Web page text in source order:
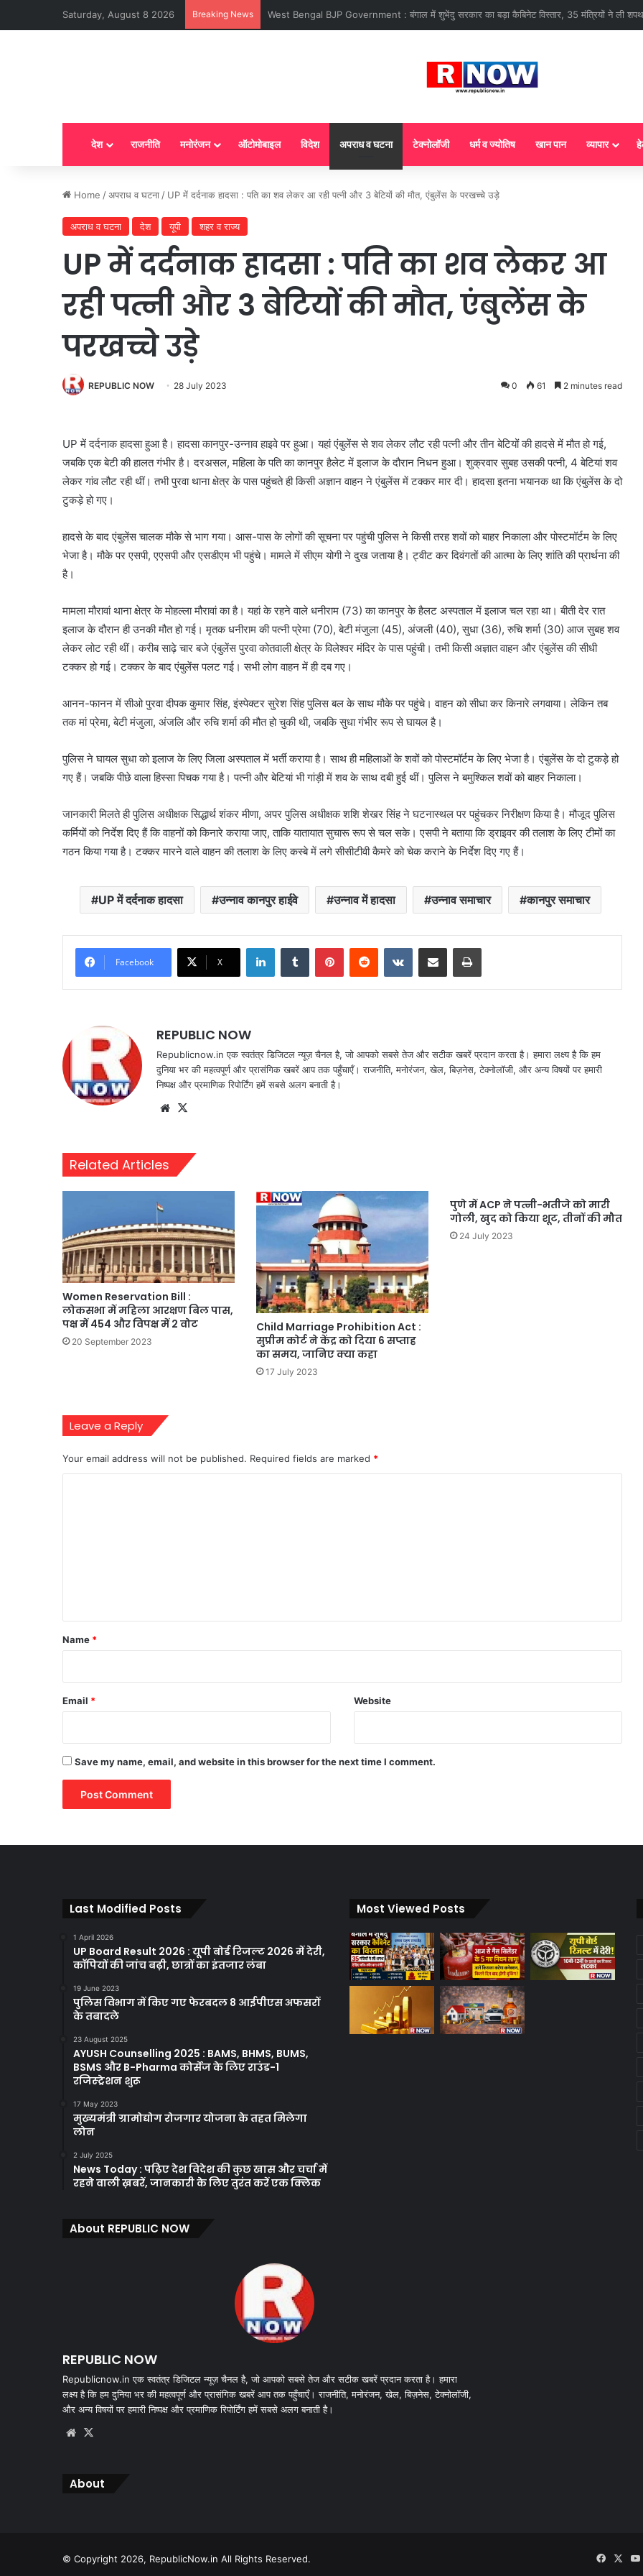
Saturday, August 8 2026 Breaking News LPG New Rules : आज से गैस सिलेंडर के 5 नए नियम लागू! जानें किसका कटेगा कनेक्शन, कितने दिन बाद
देश राजनीति मनोरंजन ऑटोमोबाइल विदेश अपराध व घटना टेक्नोलॉजी धर्म व ज्योतिष खान पान व्यापार
Home /अपराध व घटना / UP में दर्दनाक हादसा : पति का शव लेकर आ रही पत्नी और 3 बेटियों की मौत, एंबुलेंस के परखच्चे उड़े
अपराध व घटना देश यूपी शहर व राज्य
UP में दर्दनाक हादसा : पति का शव लेकर आ
रही पत्नी और 3 बेटियों की मौत, एंबुलेंस के
परखच्चे उड़े
REPUBLIC NOW 28 July 2023 0 61 2 minutes read
UP में दर्दनाक हादसा हुआ है। हादसा कानपुर-उन्नाव हाइवे पर हुआ। यहां एंबुलेंस से शव लेकर लौट रही पत्नी और तीन बेटियों की हादसे में मौत हो गई,
जबकि एक बेटी की हालत गंभीर है। दरअसल, महिला के पति का कानपुर हैलेट में इलाज के दौरान निधन हुआ। शुक्रवार सुबह उसकी पत्नी, 4 बेटियां शव
लेकर गांव लौट रही थीं। तभी पुरवा थाना क्षेत्र के पास पहुंचते ही किसी अज्ञान वाहन ने एंबुलेंस में टक्कर मार दी। हादसा इतना भयानक था कि एंबुलेंस के दो
टुकड़े हो गए।
हादसे के बाद एंबुलेंस चालक मौके से भाग गया। आस-पास के लोगों की सूचना पर पहुंची पुलिस ने किसी तरह शवों को बाहर निकाला और पोस्टमॉर्टम के लिए
भेजा है। मौके पर एसपी, एएसपी और एसडीएम भी पहुंचे। मामले में सीएम योगी ने दुख जताया है। ट्वीट कर दिवंगतों की आत्मा के लिए शांति की प्रार्थना की
है।
मामला मौरावां थाना क्षेत्र के मोहल्ला मौरावां का है। यहां के रहने वाले धनीराम (73) का कानपुर के हैलट अस्पताल में इलाज चल रहा था। बीती देर रात
इलाज के दौरान ही उनकी मौत हो गई। मृतक धनीराम की पत्नी प्रेमा (70), बेटी मंजुला (45), अंजली (40), सुधा (36), रुचि शर्मा (30) आज सुबह शव
लेकर लोट रही थीं। करीब साढ़े चार बजे एंबुलेंस पुरवा कोतवाली क्षेत्र के विलेश्वर मंदिर के पास पहुंची। तभी किसी अज्ञात वाहन और एंबुलेंस की सीधी
टक्कर हो गई। टक्कर के बाद एंबुलेंस पलट गई। सभी लोग वाहन में ही दब गए।
आनन-फानन में सीओ पुरवा दीपक कुमार सिंह, इंस्पेक्टर सुरेश सिंह पुलिस बल के साथ मौके पर पहुंचे। वाहन को सीधा कर किनारे लगवाया। लेकिन तब
तक मां प्रेमा, बेटी मंजुला, अंजलि और रुचि शर्मा की मौत हो चुकी थी, जबकि सुधा गंभीर रूप से घायल है।
पुलिस ने घायल सुधा को इलाज के लिए जिला अस्पताल में भर्ती कराया है। साथ ही महिलाओं के शवों को पोस्टमॉर्टम के लिए भेजा है। एंबुलेंस के दो टुकड़े हो
गए हैं। जबकि पीछे वाला हिस्सा पिचक गया है। पत्नी और बेटियां भी गांड़ी में शव के साथ दबी हुई थीं। पुलिस ने बमुश्किल शवों को बाहर निकाला।
जानकारी मिलते ही पुलिस अधीक्षक सिद्धार्थ शंकर मीणा, अपर पुलिस अधीक्षक शशि शेखर सिंह ने घटनास्थल पर पहुंचकर निरीक्षण किया है। मौजूद पुलिस
कर्मियों को निर्देश दिए हैं कि वाहनों को किनारे कराया जाए, ताकि यातायात सुचारू रूप से चल सके। एसपी ने बताया कि ड्राइवर की तलाश के लिए टीमों का
गठन किया गया है। टक्कर मारने वाले वाहन की तलाश के लिए कस्बे में लगे सीसीटीवी कैमरे को चेक कराने के निर्देश दिए गए हैं।
UP में दर्दनाक हादसा उन्नाव कानपुर हाईवे उन्नाव में हादसा उन्नाव समाचार कानपुर समाचार
Facebook X
LinkedInTumblr PinterestReddit VKontakteShare via Email Print
REPUBLIC NOW
Republicnow.in एक स्वतंत्र डिजिटल न्यूज़ चैनल है, जो आपको सबसे तेज और सटीक खबरें प्रदान करता है। हमारा लक्ष्य है कि हम
दुनिया भर की महत्वपूर्ण और प्रासंगिक खबरें आप तक पहुँचाएँ। राजनीति, मनोरंजन, खेल, बिज़नेस, टेक्नोलॉजी, और अन्य विषयों पर हमारी
निष्पक्ष और प्रमाणिक रिपोर्टिंग हमें सबसे अलग बनाती है।
Website
Related Articles
Women Reservation Bill :
लोकसभा में महिला आरक्षण बिल पास,
पक्ष में 454 और विपक्ष में 2 वोट
20 September 2023
Child Marriage Prohibition Act :
सुप्रीम कोर्ट ने केंद्र को दिया 6 सप्ताह
का समय, जानिए क्या कहा
17 July 2023
पुणे में ACP ने पत्नी-भतीजे को मारी
गोली, खुद को किया शूट, तीनों की मौत
24 July 2023
Leave a Reply
Your email address will not be published. Required fields are marked *
*
Name *
Email * Website
Save my name, email, and website in this browser for the next time I comment.
Last Modified Posts
1 April 2026
UP Board Result 2026 : यूपी बोर्ड रिजल्ट 2026 में देरी,
कॉपियों की जांच बढ़ी, छात्रों का इंतजार लंबा
19 June 2023
पुलिस विभाग में किए गए फेरबदल 8 आईपीएस अफसरों
के तबादले
23 August 2025
AYUSH Counselling 2025 : BAMS, BHMS, BUMS,
BSMS और B-Pharma कोर्सेज के लिए राउंड-1
रजिस्ट्रेशन शुरू
17 May 2023
मुख्यमंत्री ग्रामोद्योग रोजगार योजना के तहत मिलेगा
लोन
2 July 2025
News Today : पढ़िए देश विदेश की कुछ खास और चर्चा में
रहने वाली ख़बरें, जानकारी के लिए तुरंत करें एक क्लिक
Most Viewed Posts
About REPUBLIC NOW
REPUBLIC NOW
Republicnow.in एक स्वतंत्र डिजिटल न्यूज़ चैनल है, जो आपको सबसे तेज और सटीक खबरें प्रदान करता है। हमारा
लक्ष्य है कि हम दुनिया भर की महत्वपूर्ण और प्रासंगिक खबरें आप तक पहुँचाएँ। राजनीति, मनोरंजन, खेल, बिज़नेस, टेक्नोलॉजी,
और अन्य विषयों पर हमारी निष्पक्ष और प्रमाणिक रिपोर्टिंग हमें सबसे अलग बनाती है।
Website
About
© Copyright 2026, RepublicNow.in All Rights Reserved. X